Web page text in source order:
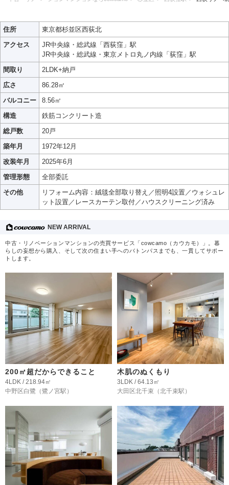
住所
東京都杉並区西荻北
アクセス
JR中央線・総武線「西荻窪」駅
JR中央線・総武線・東京メトロ丸ノ内線「荻窪」駅
間取り
2LDK+納戸
広さ
86.28㎡
バルコニー
8.56㎡
構造
鉄筋コンクリート造
総戸数
20戸
築年月
1972年12月
改装年月
2025年6月
管理形態
全部委託
その他
リフォーム内容：絨毯全部取り替え／照明4設置／ウォシュレ
ット設置／レースカーテン取付／ハウスクリーニング済み
NEW ARRIVAL
中古・リノベーションマンションの売買サービス「cowcamo（カウカモ）」。暮
らしの妄想から購入、そして次の住まい手へのバトンパスまでも、一貫してサポー
トします。
200㎡超だからできること
4LDK / 218.94㎡
中野区白鷺 （鷺ノ宮駅）
木肌のぬくもり
3LDK / 64.13㎡
大田区北千束 （北千束駅）